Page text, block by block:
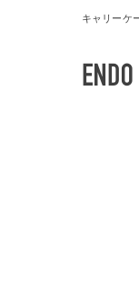
キャリーケ